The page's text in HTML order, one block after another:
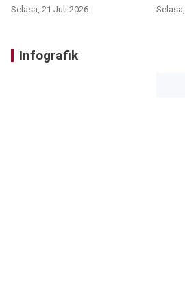
Selasa, 21 Juli 2026
Infografik